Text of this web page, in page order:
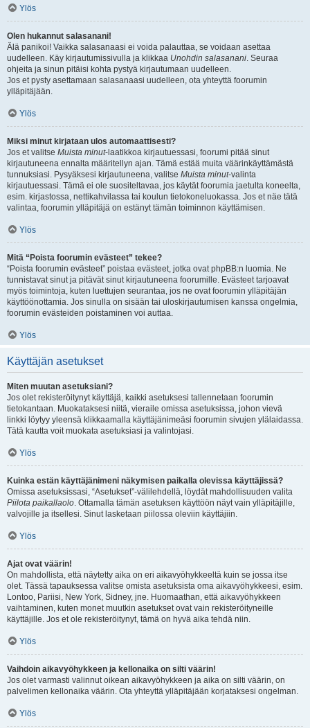
Ylös
Olen hukannut salasanani!
Älä panikoi! Vaikka salasanaasi ei voida palauttaa, se voidaan asettaa
uudelleen. Käy kirjautumissivulla ja klikkaa Unohdin salasanani. Seuraa
ohjeita ja sinun pitäisi kohta pystyä kirjautumaan uudelleen.
Jos et pysty asettamaan salasanaasi uudelleen, ota yhteyttä foorumin
ylläpitäjään.
Ylös
Miksi minut kirjataan ulos automaattisesti?
Jos et valitse Muista minut-laatikkoa kirjautuessasi, foorumi pitää sinut
kirjautuneena ennalta määritellyn ajan. Tämä estää muita väärinkäyttämästä
tunnuksiasi. Pysyäksesi kirjautuneena, valitse Muista minut-valinta
kirjautuessasi. Tämä ei ole suositeltavaa, jos käytät foorumia jaetulta koneelta,
esim. kirjastossa, nettikahvilassa tai koulun tietokoneluokassa. Jos et näe tätä
valintaa, foorumin ylläpitäjä on estänyt tämän toiminnon käyttämisen.
Ylös
Mitä “Poista foorumin evästeet” tekee?
“Poista foorumin evästeet” poistaa evästeet, jotka ovat phpBB:n luomia. Ne
tunnistavat sinut ja pitävät sinut kirjautuneena foorumille. Evästeet tarjoavat
myös toimintoja, kuten luettujen seurantaa, jos ne ovat foorumin ylläpitäjän
käyttöönottamia. Jos sinulla on sisään tai uloskirjautumisen kanssa ongelmia,
foorumin evästeiden poistaminen voi auttaa.
Ylös
Käyttäjän asetukset
Miten muutan asetuksiani?
Jos olet rekisteröitynyt käyttäjä, kaikki asetuksesi tallennetaan foorumin
tietokantaan. Muokataksesi niitä, vieraile omissa asetuksissa, johon vievä
linkki löytyy yleensä klikkaamalla käyttäjänimeäsi foorumin sivujen ylälaidassa.
Tätä kautta voit muokata asetuksiasi ja valintojasi.
Ylös
Kuinka estän käyttäjänimeni näkymisen paikalla olevissa käyttäjissä?
Omissa asetuksissasi, “Asetukset”-välilehdellä, löydät mahdollisuuden valita
Piilota paikallaolo. Ottamalla tämän asetuksen käyttöön näyt vain ylläpitäjille,
valvojille ja itsellesi. Sinut lasketaan piilossa oleviin käyttäjiin.
Ylös
Ajat ovat väärin!
On mahdollista, että näytetty aika on eri aikavyöhykkeeltä kuin se jossa itse
olet. Tässä tapauksessa valitse omista asetuksista oma aikavyöhykkeesi, esim.
Lontoo, Pariisi, New York, Sidney, jne. Huomaathan, että aikavyöhykkeen
vaihtaminen, kuten monet muutkin asetukset ovat vain rekisteröityneille
käyttäjille. Jos et ole rekisteröitynyt, tämä on hyvä aika tehdä niin.
Ylös
Vaihdoin aikavyöhykkeen ja kellonaika on silti väärin!
Jos olet varmasti valinnut oikean aikavyöhykkeen ja aika on silti väärin, on
palvelimen kellonaika väärin. Ota yhteyttä ylläpitäjään korjataksesi ongelman.
Ylös